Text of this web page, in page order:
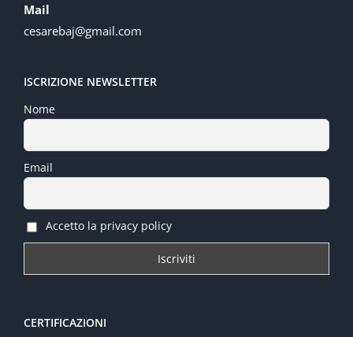
Mail
cesarebaj@gmail.com
ISCRIZIONE NEWSLETTER
Nome
Email
Accetto la privacy policy
CERTIFICAZIONI